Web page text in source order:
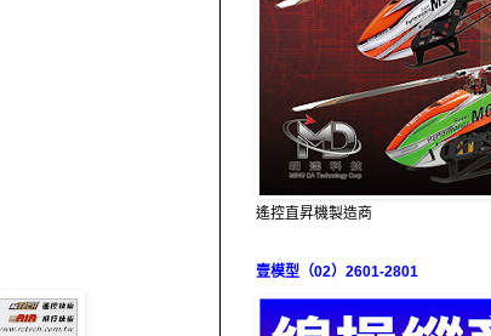
遙控直昇機製造商
壹模型（02）2601-2801